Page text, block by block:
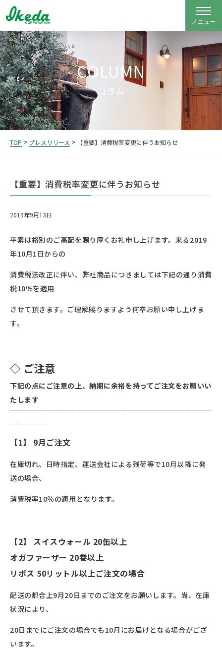
COLUMN
コラム
TOP > プレスリリース > 【重要】消費税率変更に伴うお知らせ
【重要】消費税率変更に伴うお知らせ
2019年9月13日
平素は格別のご高配を賜り厚くお礼申し上げます。来る2019
年10月1日からの
消費税法改正に伴い、弊社商品につきましては下記の通り消費
税10％を適用
させて頂きます。ご理解賜りますよう何卒お願い申し上げま
す。
◇ ご注意
下記の点にご注意の上、納期に余裕を持ってご注文をお願いい
たします
￣￣￣￣￣￣￣￣￣￣￣￣￣￣￣￣￣￣￣￣￣￣￣￣￣￣￣￣
￣￣￣￣￣
【1】 9月ご注文
在庫切れ、日時指定、運送会社による残荷等で10月以降に発
送の場合、
消費税率10％の適用となります。
【2】 スイスウォール 20缶以上
オガファーザー 20巻以上
リボス 50リットル以上ご注文の場合
配送の都合上9月20日までのご注文をお願いします。尚、在庫
状況により、
20日までにご注文の場合でも10月にお届けとなる場合がござ
います。